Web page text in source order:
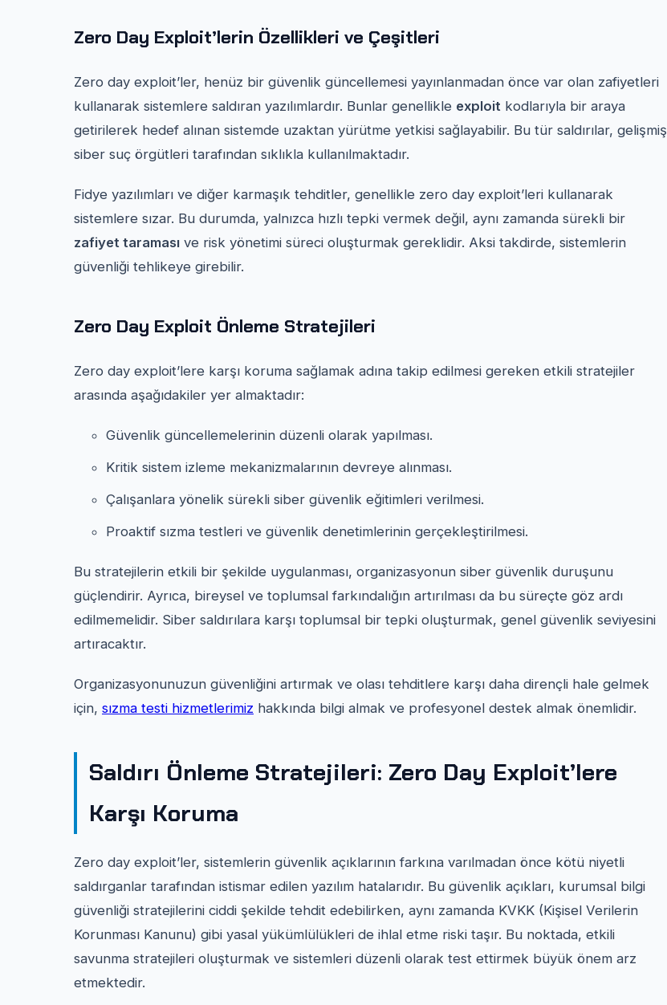
Zero Day Exploit’lerin Özellikleri ve Çeşitleri
Zero day exploit’ler, henüz bir güvenlik güncellemesi yayınlanmadan önce var olan zafiyetleri
kullanarak sistemlere saldıran yazılımlardır. Bunlar genellikle exploit kodlarıyla bir araya
getirilerek hedef alınan sistemde uzaktan yürütme yetkisi sağlayabilir. Bu tür saldırılar, gelişmiş
siber suç örgütleri tarafından sıklıkla kullanılmaktadır.
Fidye yazılımları ve diğer karmaşık tehditler, genellikle zero day exploit’leri kullanarak
sistemlere sızar. Bu durumda, yalnızca hızlı tepki vermek değil, aynı zamanda sürekli bir
zafiyet taraması ve risk yönetimi süreci oluşturmak gereklidir. Aksi takdirde, sistemlerin
güvenliği tehlikeye girebilir.
Zero Day Exploit Önleme Stratejileri
Zero day exploit’lere karşı koruma sağlamak adına takip edilmesi gereken etkili stratejiler
arasında aşağıdakiler yer almaktadır:
Güvenlik güncellemelerinin düzenli olarak yapılması.
Kritik sistem izleme mekanizmalarının devreye alınması.
Çalışanlara yönelik sürekli siber güvenlik eğitimleri verilmesi.
Proaktif sızma testleri ve güvenlik denetimlerinin gerçekleştirilmesi.
Bu stratejilerin etkili bir şekilde uygulanması, organizasyonun siber güvenlik duruşunu
güçlendirir. Ayrıca, bireysel ve toplumsal farkındalığın artırılması da bu süreçte göz ardı
edilmemelidir. Siber saldırılara karşı toplumsal bir tepki oluşturmak, genel güvenlik seviyesini
artıracaktır.
Organizasyonunuzun güvenliğini artırmak ve olası tehditlere karşı daha dirençli hale gelmek
için, sızma testi hizmetlerimiz hakkında bilgi almak ve profesyonel destek almak önemlidir.
Saldırı Önleme Stratejileri: Zero Day Exploit’lere
Karşı Koruma
Zero day exploit’ler, sistemlerin güvenlik açıklarının farkına varılmadan önce kötü niyetli
saldırganlar tarafından istismar edilen yazılım hatalarıdır. Bu güvenlik açıkları, kurumsal bilgi
güvenliği stratejilerini ciddi şekilde tehdit edebilirken, aynı zamanda KVKK (Kişisel Verilerin
Korunması Kanunu) gibi yasal yükümlülükleri de ihlal etme riski taşır. Bu noktada, etkili
savunma stratejileri oluşturmak ve sistemleri düzenli olarak test ettirmek büyük önem arz
etmektedir.